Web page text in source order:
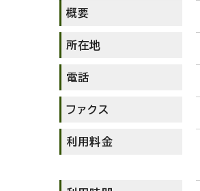
概要
所在地
電話
ファクス
利用料金